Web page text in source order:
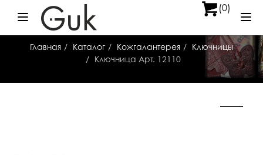
Меню (0)
Главная Каталог Кожгалантерея
Ключницы
Ключница Арт. 12110